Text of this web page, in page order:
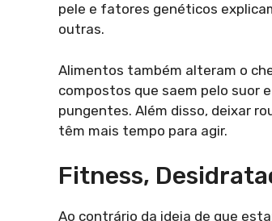
pele e fatores genéticos
outras.
Alimentos também alteram o
compostos que saem pelo suor
pungentes. Além disso, deixar
têm mais tempo para agir.
Fitness,
Ao contrário da ideia de que